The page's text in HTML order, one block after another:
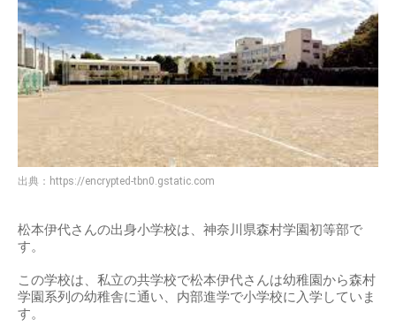
出典： https://encrypted-tbn0.gstatic.com
松本伊代さんの出身小学校は、神奈川県森村学園初等部で
す。
この学校は、私立の共学校で松本伊代さんは幼稚園から森村
学園系列の幼稚舎に通い、内部進学で小学校に入学していま
す。